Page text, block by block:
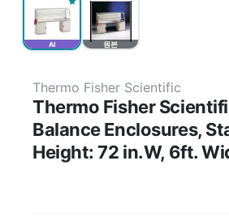
AI 원본
Thermo Fisher Scientific
Thermo Fisher
Balance Enclosures,
Height: 72 in.W, 6ft.